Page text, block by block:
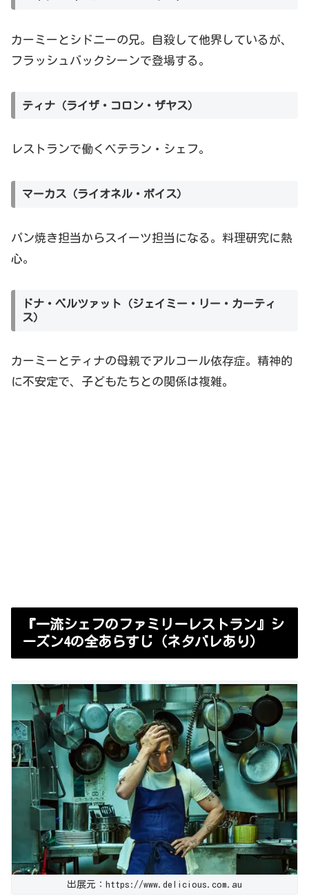
カーミーとシドニーの兄。自殺して他界しているが、
フラッシュバックシーンで登場する。
ティナ（ライザ・コロン・ザヤス）
レストランで働くベテラン・シェフ。
マーカス（ライオネル・ボイス）
パン焼き担当からスイーツ担当になる。料理研究に熱
心。
ドナ・ベルツァット（ジェイミー・リー・カーティ
ス）
カーミーとティナの母親でアルコール依存症。精神的
に不安定で、子どもたちとの関係は複雑。
『一流シェフのファミリーレストラン』シ
ーズン4の全あらすじ（ネタバレあり）
出展元：https://www.delicious.com.au